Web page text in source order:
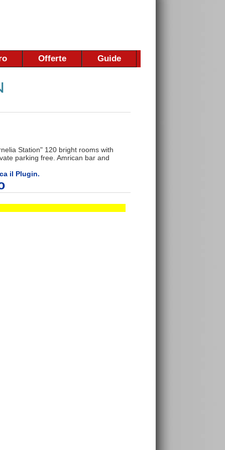
Offerte Guide
Station" 120 bright rooms with
parking free. Amrican bar and
il Plugin.